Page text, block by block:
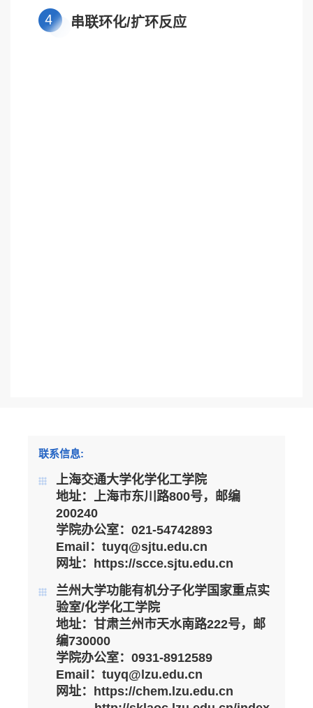
串联环化/扩环反应
联系信息:
上海交通大学化学化工学院
地址：上海市东川路800号，邮编
200240
学院办公室：021-54742893
Email：tuyq@sjtu.edu.cn
网址：
https://scce.sjtu.edu.cn
兰州大学功能有机分子化学国家重点实
验室/化学化工学院
地址：甘肃兰州市天水南路222号，邮
编730000
学院办公室：0931-8912589
Email ： tuyq@lzu.edu.cn
网址：
https://chem.lzu.edu.cn